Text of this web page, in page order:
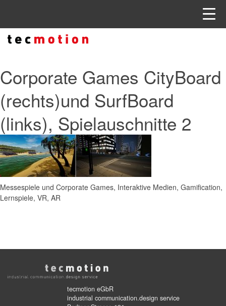
Corporate Games CityBoard
(rechts)und SurfBoard
(links), Spielauschnitte 2
Messespiele und Corporate Games, Interaktive Medien, Gamification,
Lernspiele, VR, AR
tecmotion eGbR
industrial communication.design service